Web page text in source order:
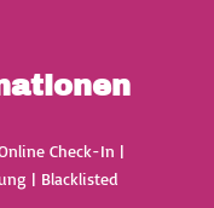
Check-In |
| Blacklisted